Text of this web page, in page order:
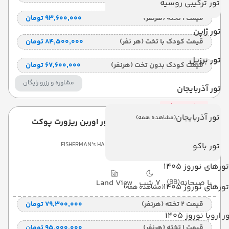
تور ترکیبی روسیه
تور ژاپن
تور برزیل
تور آذربایجان
تور آذربایجان(مشاهده همه)
تور باکو
تورهای نوروز 1405
تورهای نوروز 1405
(مشاهده همه)
اروپا نوروز 1405
قیمت 1 تخته (هرنفر) ۹۳٬۶۰۰٬۰۰۰ تومان
قیمت کودک با تخت (هر نفر) ۸۴٬۵۰۰٬۰۰۰ تومان
قیمت کودک بدون تخت (هرنفر) ۶۷٬۶۰۰٬۰۰۰ تومان
مشاوره و رزرو رایگان
تکمیل ظرفیت
هتل فیشرمنز هربور اوربن ریزورت پوکت
FISHERMAN's HARBOUR URBAN RESORT
با صبحانه(BB) 7 شب Land View
قیمت 2 تخته (هرنفر) ۷۹٬۳۰۰٬۰۰۰ تومان